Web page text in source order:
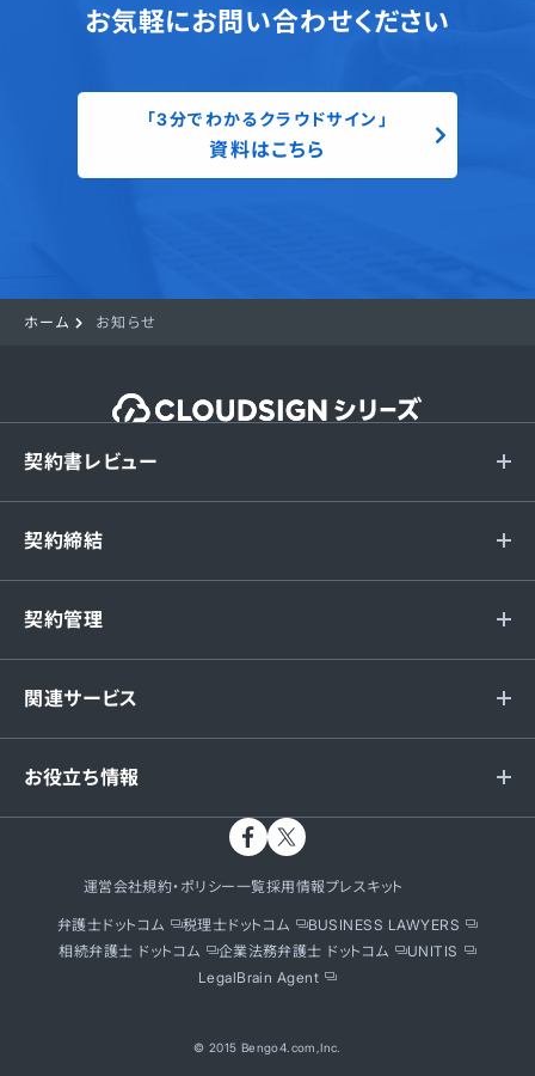
お気軽にお問い合わせください
「3分でわかるクラウドサイン」
資料はこちら
ホーム お知らせ
契約書レビュー
契約締結
契約管理
関連サービス
お役立ち情報
運営会社規約・ポリシー一覧採用情報プレスキット
弁護士ドットコム 税理士ドットコム
BUSINESS LAWYERS
相続弁護士 ドットコム
企業法務弁護士 ドットコム
UNITIS
LegalBrain Agent
© 2015 Bengo4.com,Inc.